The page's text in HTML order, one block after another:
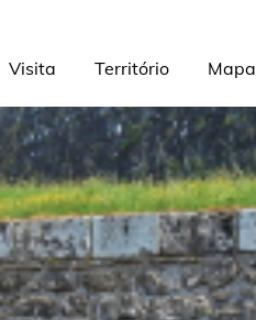
Visita Território Mapa